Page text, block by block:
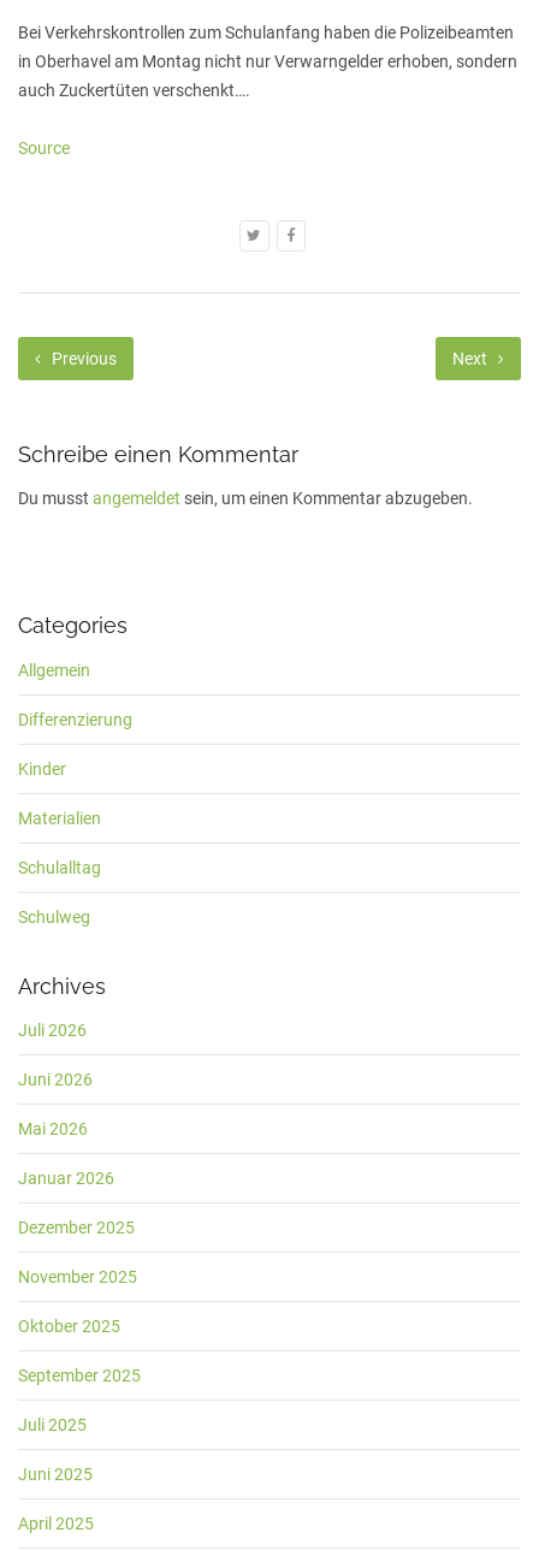
Bei Verkehrskontrollen zum Schulanfang haben die Polizeibeamten
in Oberhavel am Montag nicht nur Verwarngelder erhoben, sondern
auch Zuckertüten verschenkt….
Source
Previous Next
Schreibe einen Kommentar
Du musst angemeldet sein, um einen Kommentar abzugeben.
Categories
Allgemein
Differenzierung
Kinder
Materialien
Schulalltag
Schulweg
Archives
Juli 2026
Juni 2026
Mai 2026
Januar 2026
Dezember 2025
November 2025
Oktober 2025
September 2025
Juli 2025
Juni 2025
April 2025